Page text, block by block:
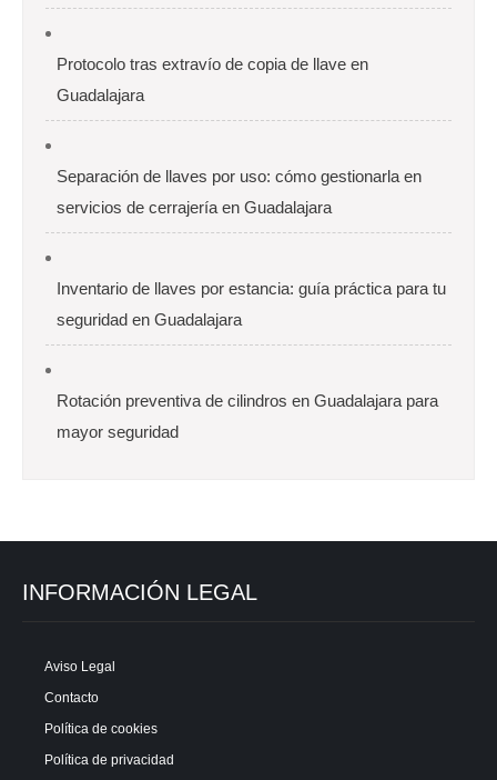
Protocolo tras extravío de copia de llave en
Guadalajara
Separación de llaves por uso: cómo gestionarla en
servicios de cerrajería en Guadalajara
Inventario de llaves por estancia: guía práctica para tu
seguridad en Guadalajara
Rotación preventiva de cilindros en Guadalajara para
mayor seguridad
INFORMACIÓN LEGAL
Aviso Legal
Contacto
Política de cookies
Política de privacidad